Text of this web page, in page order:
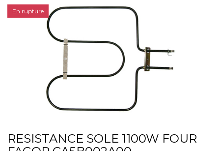
En rupture
RESISTANCE SOLE 1100W FOUR